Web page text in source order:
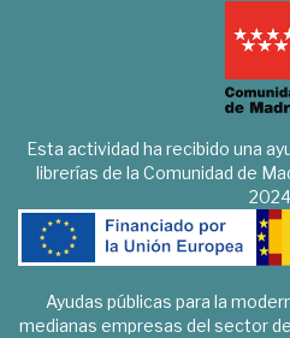
Esta actividad ha recibido una
librerías de la Comunidad de
2024
Ayudas públicas para la
medianas empresas del sector